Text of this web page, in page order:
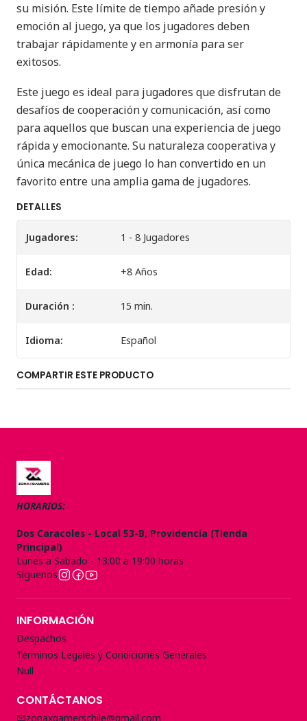
su misión. Este límite de tiempo añade presión y
emoción al juego, ya que los jugadores deben
trabajar rápidamente y en armonía para ser
exitosos.
Este juego es ideal para jugadores que disfrutan de
desafíos de cooperación y comunicación, así como
para aquellos que buscan una experiencia de juego
rápida y emocionante. Su naturaleza cooperativa y
única mecánica de juego lo han convertido en un
favorito entre una amplia gama de jugadores.
DETALLES
Jugadores: 1 - 8 Jugadores
Edad: +8 Años
Duración : 15 min.
Idioma: Español
COMPARTIR ESTE PRODUCTO
HORARIOS:
Dos Caracoles - Local 53-B, Providencia (Tienda
Principal)
Lunes a Sabado - 13:00 a 19:00 horas
Síguenos
INFORMACIÓN
Despachos
Términos Legales y Condiciones Generales
Null
CONTÁCTANOS
zonaxgamerschile@gmail.com